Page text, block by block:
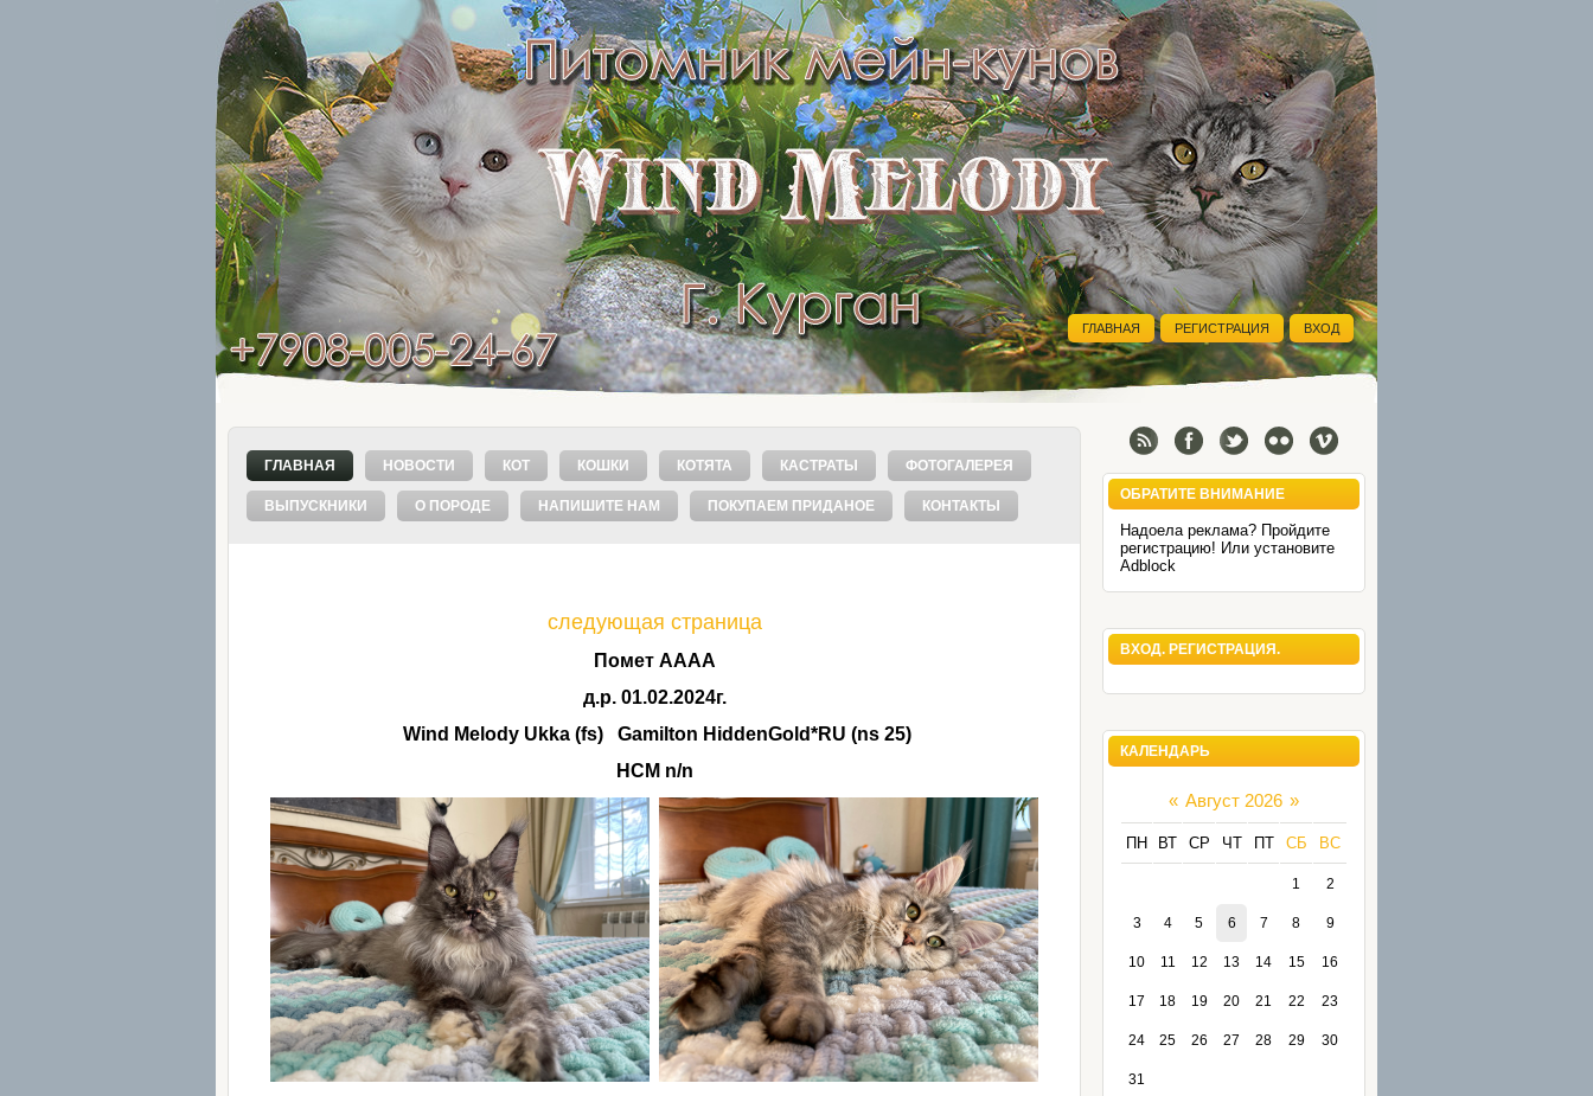
ГЛАВНАЯ РЕГИСТРАЦИЯ ВХОД
ГЛАВНАЯ НОВОСТИ КОТ КОШКИ КОТЯТА КАСТРАТЫ ФОТОГАЛЕРЕЯ
ВЫПУСКНИКИ О ПОРОДЕ НАПИШИТЕ НАМ ПОКУПАЕМ ПРИДАНОЕ КОНТАКТЫ
следующая страница
Помет AAAA
д.р. 01.02.2024г.
Wind Melody Ukka (fs) Gamilton HiddenGold*RU (ns 25)
HCM n/n
ОБРАТИТЕ ВНИМАНИЕ
Надоела реклама? Пройдите
регистрацию! Или установите
Adblock
ВХОД. РЕГИСТРАЦИЯ.
КАЛЕНДАРЬ
« Август 2026 »
ПН ВТ СР ЧТ ПТ СБ ВС
1 2
3 4 5 6 7 8 9
10 11 12 13 14 15 16
17 18 19 20 21 22 23
24 25 26 27 28 29 30
31